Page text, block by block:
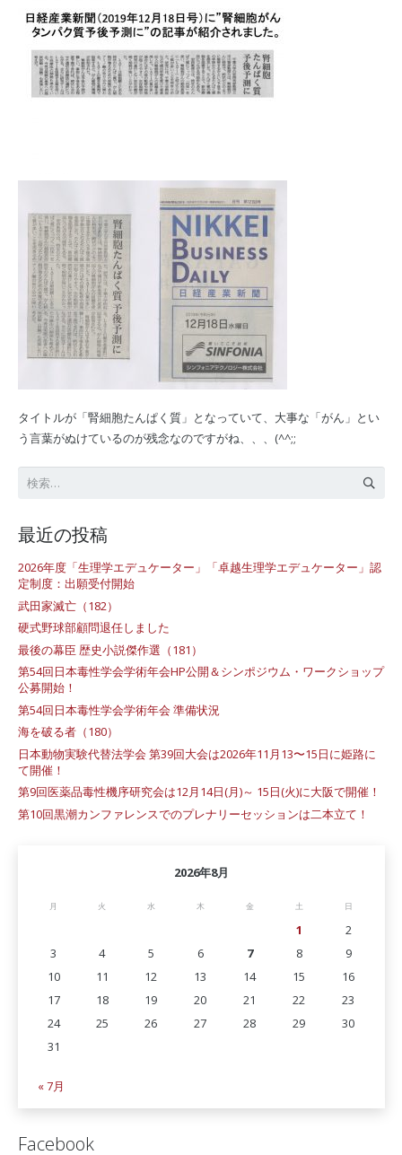
タイトルが「腎細胞たんぱく質」となっていて、大事な「がん」とい
う言葉がぬけているのが残念なのですがね、、、(^^;;
最近の投稿
2026年度「生理学エデュケーター」「卓越生理学エデュケーター」認
定制度：出願受付開始
武田家滅亡（182）
硬式野球部顧問退任しました
最後の幕臣 歴史小説傑作選（181）
第54回日本毒性学会学術年会HP公開＆シンポジウム・ワークショップ
公募開始！
第54回日本毒性学会学術年会 準備状況
海を破る者（180）
日本動物実験代替法学会 第39回大会は2026年11月13〜15日に姫路に
て開催！
第9回医薬品毒性機序研究会は12月14日(月)～ 15日(火)に大阪で開催！
第10回黒潮カンファレンスでのプレナリーセッションは二本立て！
2026年8月
月 火 水 木 金 土 日
1
2
3
4 5 6 7 8
9
10
11 12 13 14 15
16
17
18 19 20 21 22
23
24
25 26 27 28 29
30
31
« 7月
Facebook